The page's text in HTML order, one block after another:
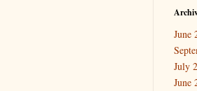
June
July
June